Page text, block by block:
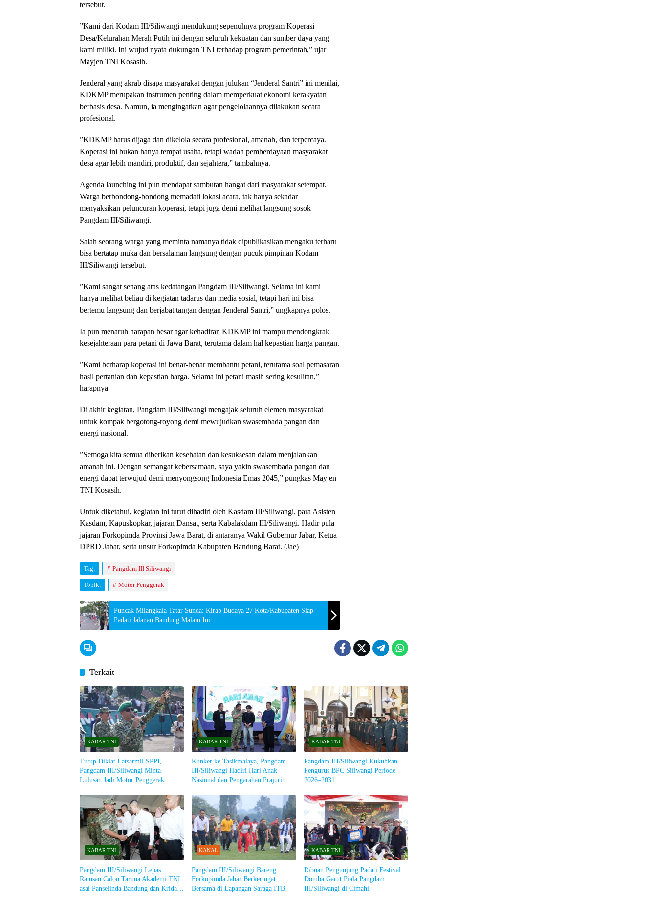
tersebut.
​”Kami dari Kodam III/Siliwangi mendukung sepenuhnya program Koperasi
Desa/Kelurahan Merah Putih ini dengan seluruh kekuatan dan sumber daya yang
kami miliki. Ini wujud nyata dukungan TNI terhadap program pemerintah,” ujar
Mayjen TNI Kosasih.
​Jenderal yang akrab disapa masyarakat dengan julukan “Jenderal Santri” ini menilai,
KDKMP merupakan instrumen penting dalam memperkuat ekonomi kerakyatan
berbasis desa. Namun, ia mengingatkan agar pengelolaannya dilakukan secara
profesional.
​”KDKMP harus dijaga dan dikelola secara profesional, amanah, dan terpercaya.
Koperasi ini bukan hanya tempat usaha, tetapi wadah pemberdayaan masyarakat
desa agar lebih mandiri, produktif, dan sejahtera,” tambahnya.
​Agenda launching ini pun mendapat sambutan hangat dari masyarakat setempat.
Warga berbondong-bondong memadati lokasi acara, tak hanya sekadar
menyaksikan peluncuran koperasi, tetapi juga demi melihat langsung sosok
Pangdam III/Siliwangi.
​Salah seorang warga yang meminta namanya tidak dipublikasikan mengaku terharu
bisa bertatap muka dan bersalaman langsung dengan pucuk pimpinan Kodam
III/Siliwangi tersebut.
​”Kami sangat senang atas kedatangan Pangdam III/Siliwangi. Selama ini kami
hanya melihat beliau di kegiatan tadarus dan media sosial, tetapi hari ini bisa
bertemu langsung dan berjabat tangan dengan Jenderal Santri,” ungkapnya polos.
​Ia pun menaruh harapan besar agar kehadiran KDKMP ini mampu mendongkrak
kesejahteraan para petani di Jawa Barat, terutama dalam hal kepastian harga pangan.
​”Kami berharap koperasi ini benar-benar membantu petani, terutama soal pemasaran
hasil pertanian dan kepastian harga. Selama ini petani masih sering kesulitan,”
harapnya.
​Di akhir kegiatan, Pangdam III/Siliwangi mengajak seluruh elemen masyarakat
untuk kompak bergotong-royong demi mewujudkan swasembada pangan dan
energi nasional.
​”Semoga kita semua diberikan kesehatan dan kesuksesan dalam menjalankan
amanah ini. Dengan semangat kebersamaan, saya yakin swasembada pangan dan
energi dapat terwujud demi menyongsong Indonesia Emas 2045,” pungkas Mayjen
TNI Kosasih.
​Untuk diketahui, kegiatan ini turut dihadiri oleh Kasdam III/Siliwangi, para Asisten
Kasdam, Kapuskopkar, jajaran Dansat, serta Kabalakdam III/Siliwangi. Hadir pula
jajaran Forkopimda Provinsi Jawa Barat, di antaranya Wakil Gubernur Jabar, Ketua
DPRD Jabar, serta unsur Forkopimda Kabupaten Bandung Barat. (Jae)
Tag: Pangdam III Siliwangi
Topik: Motor Penggerak
Puncak Milangkala Tatar Sunda: Kirab Budaya 27 Kota/Kabupaten Siap
Padati Jalanan Bandung Malam Ini
Terkait
KABAR TNI
Tutup Diklat Latsarmil SPPI,
Pangdam III/Siliwangi Minta
Lulusan Jadi Motor Penggerak
KABAR TNI
Kunker ke Tasikmalaya, Pangdam
III/Siliwangi Hadiri Hari Anak
Nasional dan Pengarahan Prajurit
KABAR TNI
Pangdam III/Siliwangi Kukuhkan
Pengurus BPC Siliwangi Periode
2026–2031
KABAR TNI
Pangdam III/Siliwangi Lepas
Ratusan Calon Taruna Akademi TNI
asal Panselinda Bandung dan Krida
KANAL
Pangdam III/Siliwangi Bareng
Forkopimda Jabar Berkeringat
Bersama di Lapangan Saraga ITB
KABAR TNI
Ribuan Pengunjung Padati Festival
Domba Garut Piala Pangdam
III/Siliwangi di Cimahi